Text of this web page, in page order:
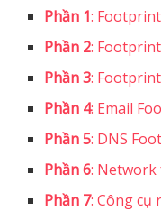
Phần 1:
Phần 2:
Phần 3:
Phần 4: Email
Phần 5: DNS
Phần 6:
Phần 7: Công cụ